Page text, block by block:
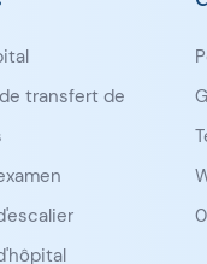
transfert de